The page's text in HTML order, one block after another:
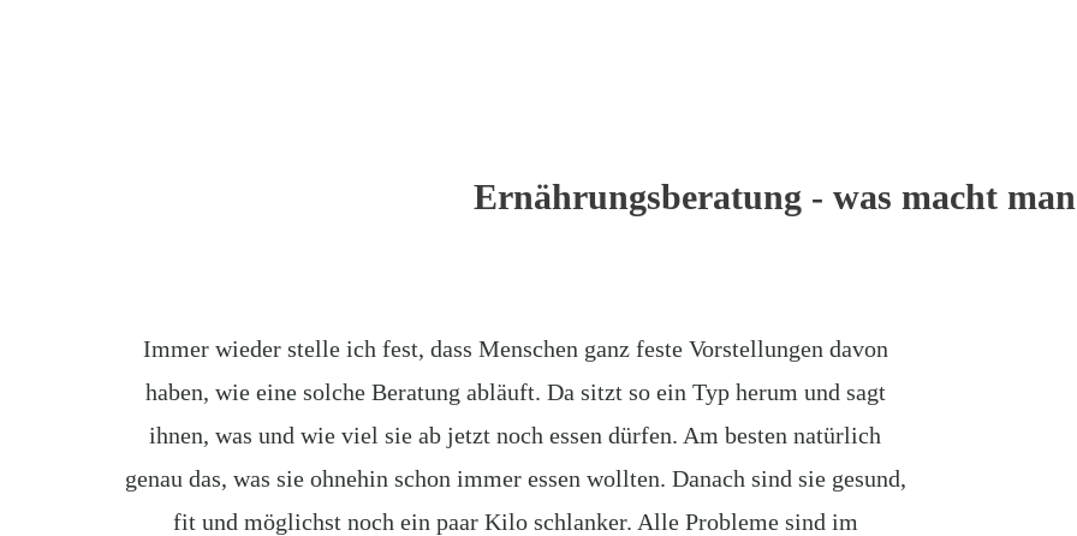
Ernährungsberatung - was macht
Immer wieder stelle ich fest, dass Menschen ganz feste Vorstellungen davon
haben, wie eine solche Beratung abläuft. Da sitzt so ein Typ herum und sagt
ihnen, was und wie viel sie ab jetzt noch essen dürfen. Am besten natürlich
genau das, was sie ohnehin schon immer essen wollten. Danach sind sie gesund,
fit und möglichst noch ein paar Kilo schlanker. Alle Probleme sind im